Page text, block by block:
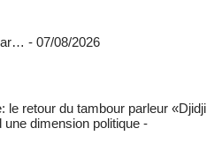
- 07/08/2026
le retour du tambour parleur «Djidji
dimension politique -